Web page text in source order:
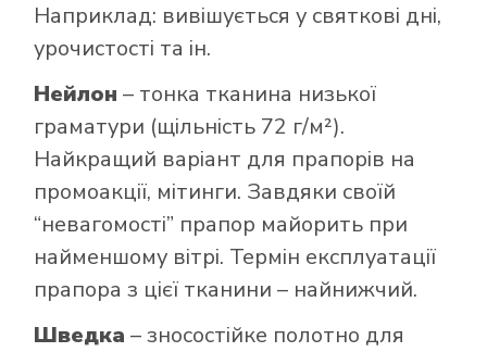
Наприклад: вивішується у святкові дні,
урочистості та ін.
Нейлон – тонка тканина низької
граматури (щільність 72 г/м²).
Найкращий варіант для прапорів на
промоакції, мітинги. Завдяки своїй
“невагомості” прапор майорить при
найменшому вітрі. Термін експлуатації
прапора з цієї тканини – найнижчий.
Шведка – зносостійке полотно для